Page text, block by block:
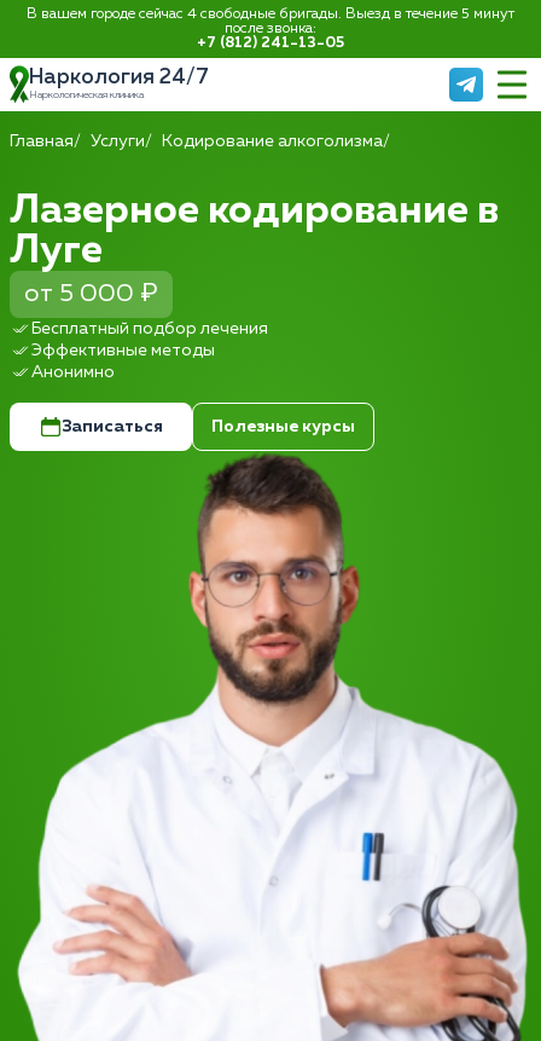
В вашем городе сейчас 4 свободные бригады. Выезд в течение 5 минут
после звонка:
+7 (812) 241-13-05
Наркология 24/7
Наркологическая клиника
Главная Услуги Кодирование алкоголизма
Лазерное кодирование в
Луге
от 5 000 ₽
Бесплатный подбор лечения
Эффективные методы
Анонимно
Записаться Полезные курсы